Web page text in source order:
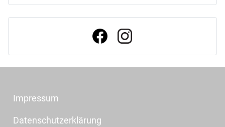
a
h
o
n
r a
t
Impressum
Datenschutzerklärung